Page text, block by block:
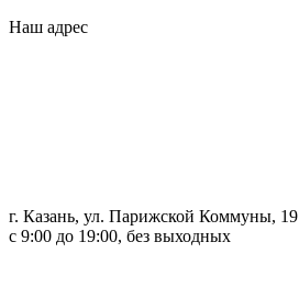
Наш адрес
г. Казань, ул. Парижской Коммуны, 19
с 9:00 до 19:00, без выходных